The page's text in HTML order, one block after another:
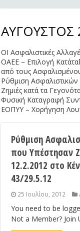
ΑΥΓΟΥΣΤΟΣ
ΟΙ Ασφαλιστικές
ΟΑΕΕ – Επιλογή
από τους
Ρύθμιση
Ζημιές κατά τα
Φυσική Καταγραφή
ΕΟΠΥΥ – Χορήγηση
Ρύθμιση
που Υπέστησαν
12.2.2012 στο
43/29.5.12
25 Ιουλίου, 2012
You need to be
Not a Member? Join